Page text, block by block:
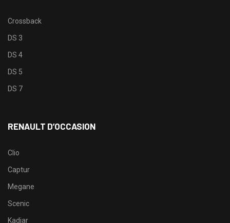
Crossback
DS 3
DS 4
DS 5
DS 7
RENAULT D’OCCASION
Clio
Captur
Megane
Scenic
Kadjar